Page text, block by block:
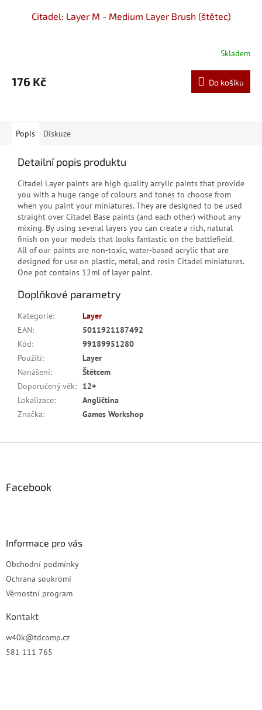
Citadel: Layer M - Medium Layer Brush (štětec)
Skladem
176 Kč Do košíku
Popis Diskuze
Detailní popis produktu
Citadel Layer paints are high quality acrylic paints that provide
you with a huge range of colours and tones to choose from
when you paint your miniatures. They are designed to be used
straight over Citadel Base paints (and each other) without any
mixing. By using several layers you can create a rich, natural
finish on your models that looks fantastic on the battlefield.
All of our paints are non-toxic, water-based acrylic that are
designed for use on plastic, metal, and resin Citadel miniatures.
One pot contains 12ml of layer paint.
Doplňkové parametry
Kategorie:
Layer
EAN:
5011921187492
Kód:
99189951280
Použití:
Layer
Nanášení:
Štětcem
Doporučený věk:
12+
Lokalizace:
Angličtina
Značka: Games Workshop
Facebook
Informace pro vás
Obchodní podmínky
Ochrana soukromí
Věrnostní program
Kontakt
w40k@tdcomp.cz
581 111 765